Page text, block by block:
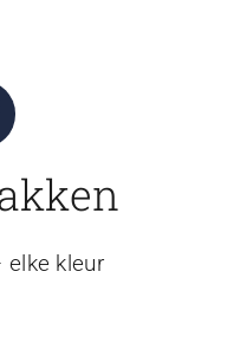
kleur